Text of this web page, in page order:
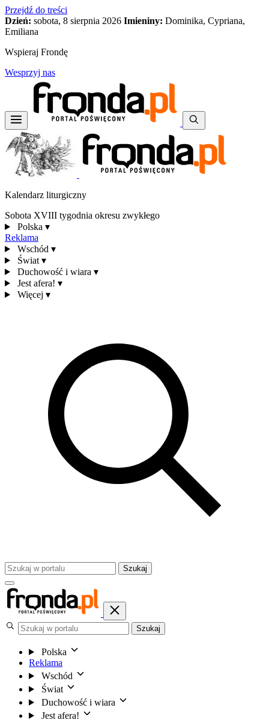
Przejdź do treści
Dzień: sobota, 8 sierpnia 2026 Imieniny: Dominika, Cypriana,
Emiliana
Wspieraj Frondę
Wesprzyj nas
Kalendarz liturgiczny
Sobota XVIII tygodnia okresu zwykłego
Polska ▾
Reklama
Wschód ▾
Świat ▾
Duchowość i wiara ▾
Jest afera! ▾
Więcej ▾
Szukaj
Szukaj
Polska
Reklama
Wschód
Świat
Duchowość i wiara
Jest afera!